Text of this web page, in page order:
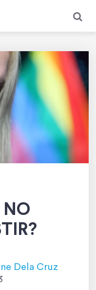
NO
Dela Cruz